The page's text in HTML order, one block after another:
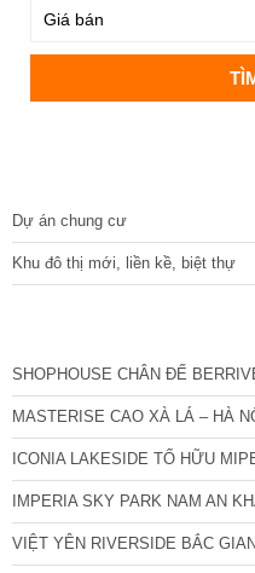
Dự án chung cư
Khu đô thị mới, liền kề, biệt thự
SHOPHOUSE CHÂN ĐẾ
MASTERISE CAO XÀ LÁ – HÀ
ICONIA LAKESIDE TỐ HỮU
IMPERIA SKY PARK NAM AN
VIỆT YÊN RIVERSIDE BẮC